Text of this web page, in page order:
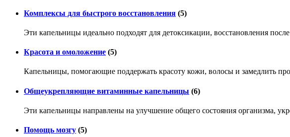
Комплексы для быстрого восстановления (5)
Эти капельницы идеально подходят для детоксикации, восстановления
Красота и омоложение (5)
Капельницы, помогающие поддержать красоту кожи, волосы и замедлить
Общеукрепляющие витаминные капельницы (6)
Эти капельницы направлены на улучшение общего состояния организма,
Помощь мозгу (5)